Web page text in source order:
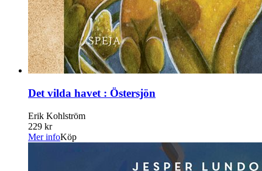
Det vilda havet : Östersjön
Erik Kohlström
229 kr
Mer infoKöp